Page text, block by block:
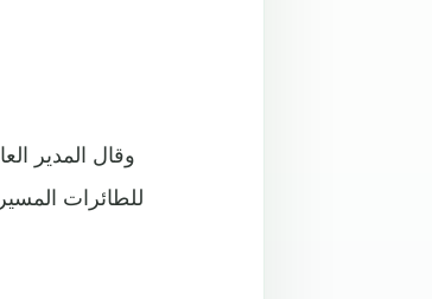
وقال المدير
للطائرات